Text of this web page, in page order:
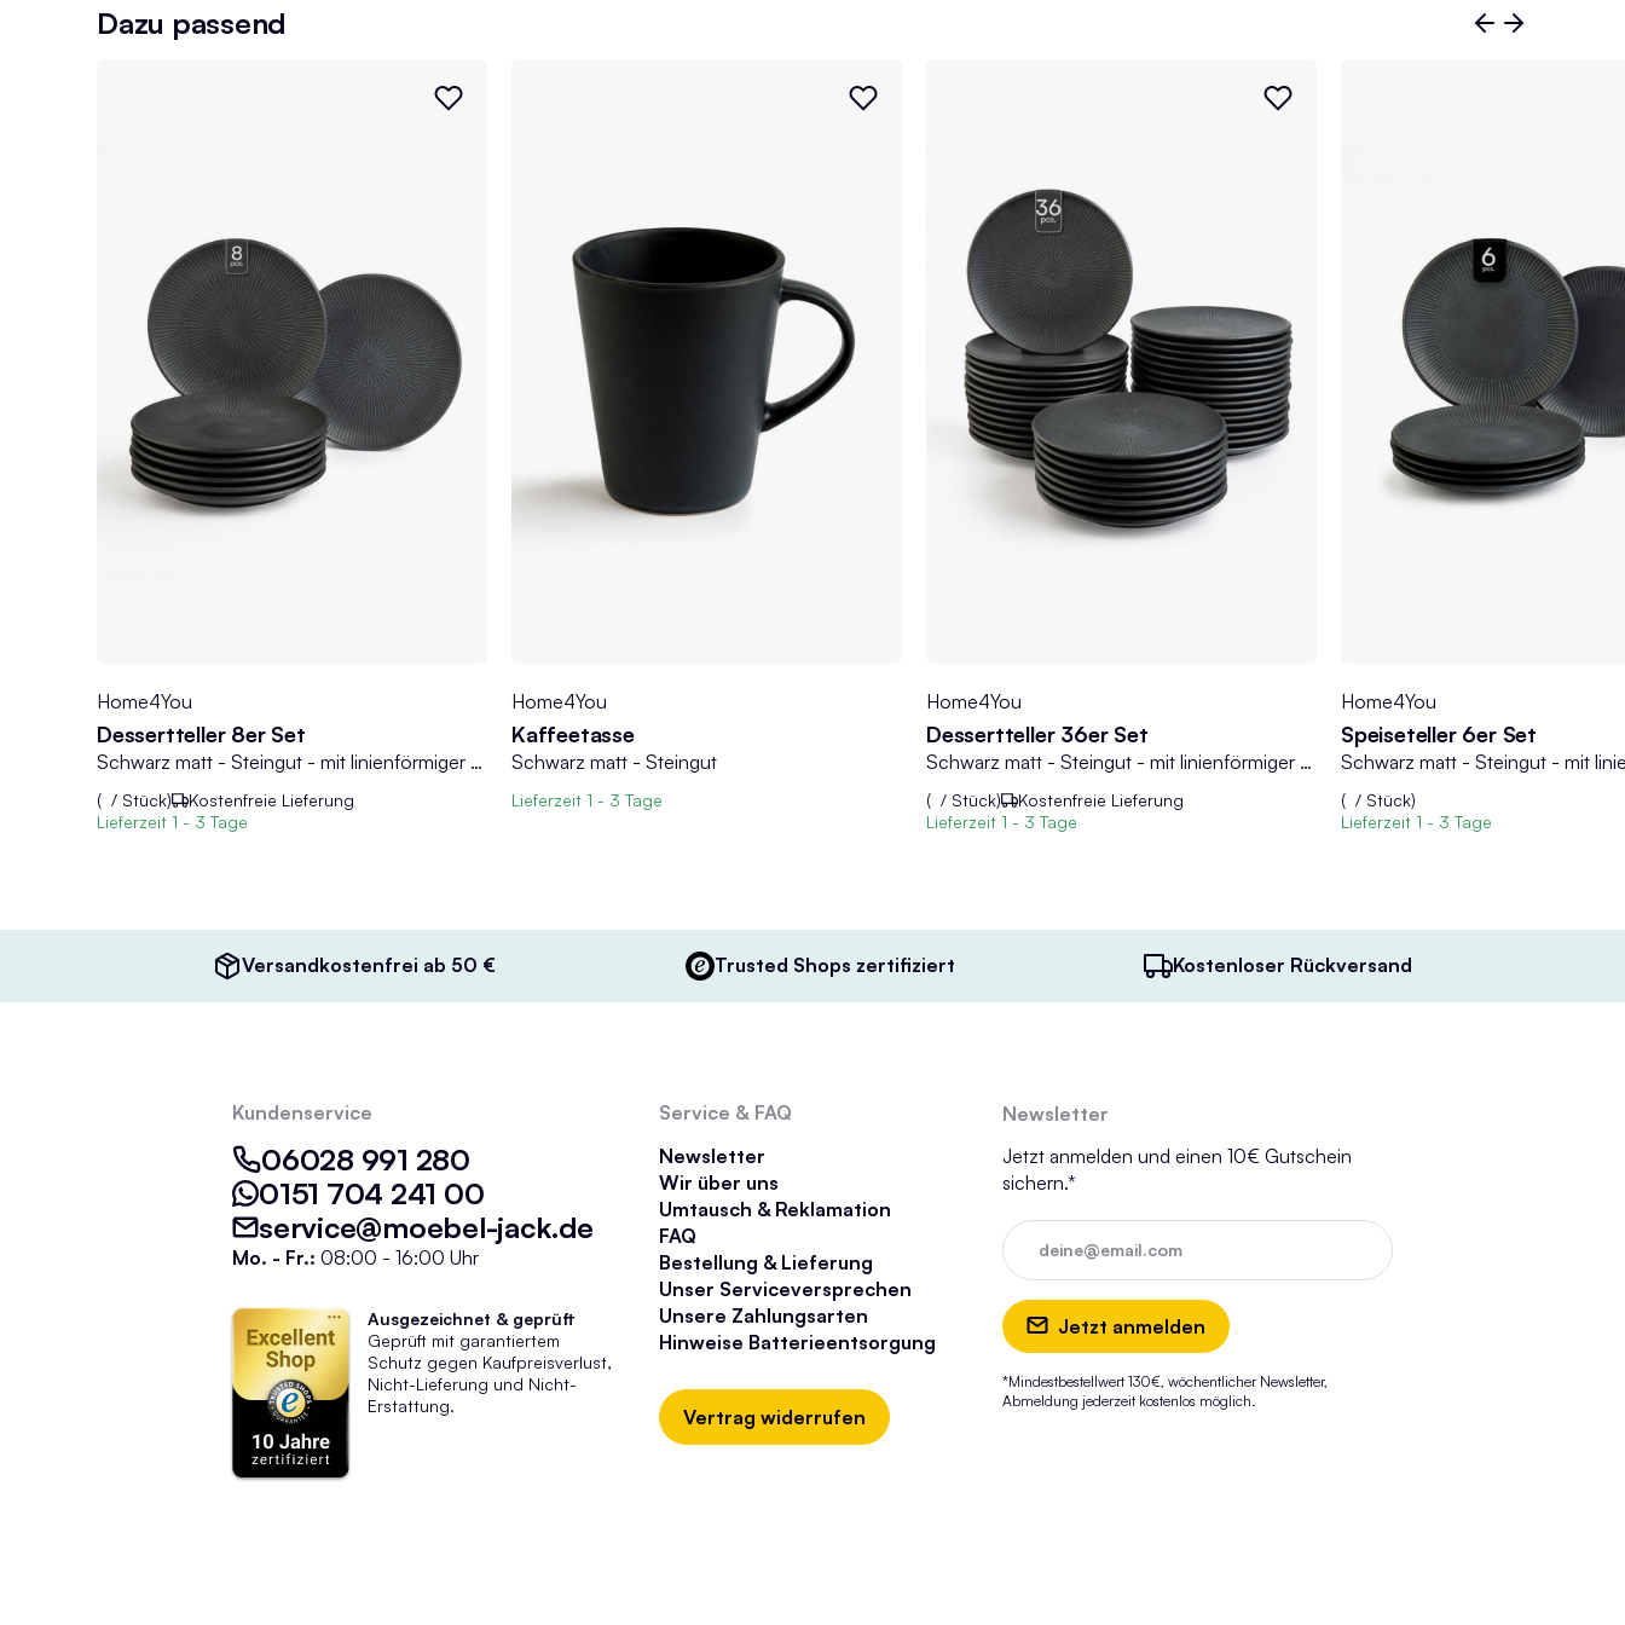
Dazu passend
Home4You
Dessertteller 8er Set
Schwarz matt - Steingut - mit linienförmiger Reliefprägung - 8er Set
( / Stück)
Kostenfreie Lieferung
Lieferzeit 1 - 3 Tage
Home4You
Kaffeetasse
Schwarz matt - Steingut
Lieferzeit 1 - 3 Tage
Home4You
Dessertteller 36er Set
Schwarz matt - Steingut - mit linienförmiger Reliefprägung - 36er Set
( / Stück)
Kostenfreie Lieferung
Lieferzeit 1 - 3 Tage
Home4You
Speiseteller 6er Set
( / Stück)
Lieferzeit 1 - 3 Tage
Versandkostenfrei ab 50 € Trusted Shops zertifiziert Kostenloser Rückversand
Newsletter
Jetzt anmelden und einen 10€ Gutschein
sichern.*
deine@email.com
Jetzt anmelden
*Mindestbestellwert 130€, wöchentlicher Newsletter,
Abmeldung jederzeit kostenlos möglich.
Kundenservice
06028 991 280
0151 704 241 00
service@moebel-jack.de
Mo. - Fr.: 08:00 - 16:00 Uhr
Ausgezeichnet & geprüft
Geprüft mit garantiertem
Schutz gegen Kaufpreisverlust,
Nicht-Lieferung und Nicht-
Erstattung.
Vertrag widerrufen
Service & FAQ
Newsletter
Wir über uns
Umtausch & Reklamation
FAQ
Bestellung & Lieferung
Unser Serviceversprechen
Unsere Zahlungsarten
Hinweise Batterieentsorgung